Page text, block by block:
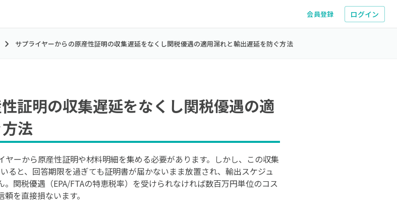
会員登録 ログイン
サプライヤーからの原産性証明の収集遅延をなくし関税優遇の適用漏れと輸出遅延を防ぐ方法
証明の収集遅延をなくし関税優遇の適
法
ーから原産性証明や材料明細を集める必要があります。しかし、この収集
ると、回答期限を過ぎても証明書が届かないまま放置され、輸出スケジュ
関税優遇（EPA/FTAの特恵税率）を受けられなければ数百万円単位のコス
を直接損ないます。